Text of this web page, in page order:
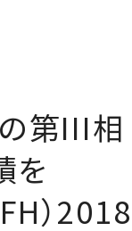
第III相
を
）2018